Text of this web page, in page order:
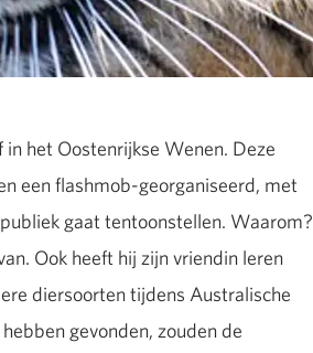
het Oostenrijkse Wenen. Deze
een flashmob-georganiseerd, met
gaat tentoonstellen. Waarom?
Ook heeft hij zijn vriendin leren
diersoorten tijdens Australische
gevonden, zouden de